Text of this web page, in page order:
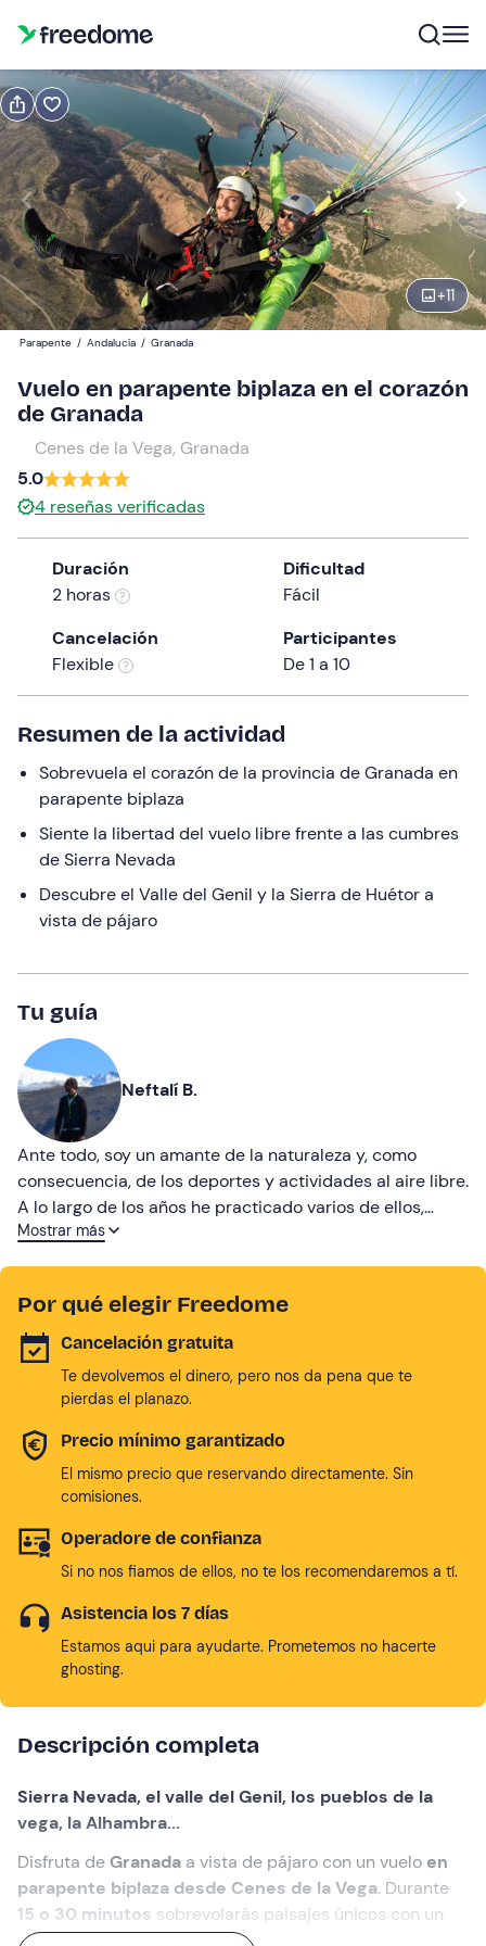
+11
Reserva Regala
Cheque regalo válido 12 meses
Ver vista previa
vuelo de 15-20 min.
Participantes
Parapente / Andalucía / Granada
Vuelo en parapente biplaza en el corazón
de Granada
Cenes de la Vega, Granada
5.0
4 reseñas verificadas
Duración
2 horas
Dificultad
Fácil
Cancelación
Flexible
Participantes
De 1 a 10
Resumen de la actividad
Sobrevuela el corazón de la provincia de Granada en
parapente biplaza
Siente la libertad del vuelo libre frente a las cumbres
de Sierra Nevada
Descubre el Valle del Genil y la Sierra de Huétor a
vista de pájaro
Tu guía
Neftalí B.
Ante todo, soy un amante de la naturaleza y, como
consecuencia, de los deportes y actividades al aire libre.
A lo largo de los años he practicado varios de ellos,
tanto a nivel amateur como profesional. Soy profesor de
Parque Nacional de Sierra Nevada y en el Geoparque de
Granada, acompañando rutas y compartiendo el
entorno con quienes quieren descubrirlo.
Mostrar más
Por qué elegir Freedome
Cancelación gratuita
Te devolvemos el dinero, pero nos da pena que te
pierdas el planazo.
Precio mínimo garantizado
El mismo precio que reservando directamente. Sin
comisiones.
Operadore de confianza
Si no nos fiamos de ellos, no te los recomendaremos a tí.
Asistencia los 7 días
Estamos aqui para ayudarte. Prometemos no hacerte
ghosting.
Descripción completa
Sierra Nevada, el valle del Genil, los pueblos de la
vega, la Alhambra...
Disfruta deGranada a vista de pájaro con un vuelo en
parapente biplaza desde Cenes de la Vega. Durante
15 o 30 minutos sobrevolarás paisajes únicos con un
piloto experto.